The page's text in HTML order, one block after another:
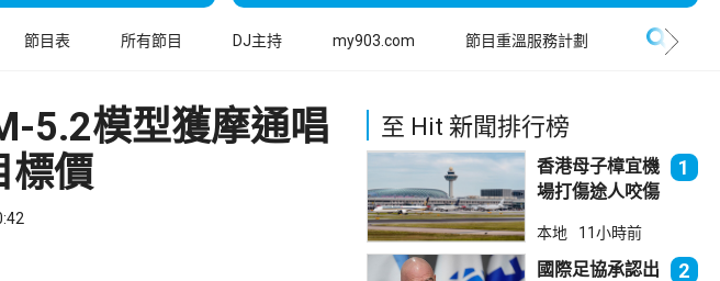
節目表 所有節目 DJ主持 my903.com 節目重溫服務計劃
5.2模型獲摩通唱
價
至 Hit 新聞排行榜
香港母子樟宜機
場打傷途人咬傷
法院判囚
1
本地 11小時前
國際足協承認出 2